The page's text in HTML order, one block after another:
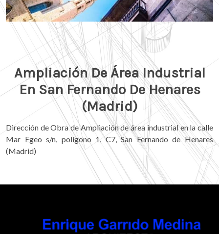
Ampliación De Área Industrial
En San Fernando De Henares
(Madrid)
Dirección de Obra de Ampliación de área industrial en la calle
Mar Egeo s/n, polígono 1, C7, San Fernando de Henares
(Madrid)